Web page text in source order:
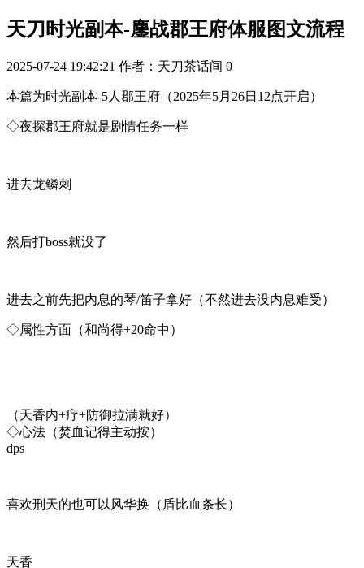
天刀时光副本-鏖战郡王府体服图文流程
2025-07-24 19:42:21 作者：天刀茶话间 0
本篇为时光副本-5人郡王府（2025年5月26日12点开启）
◇夜探郡王府就是剧情任务一样
进去龙鳞刺
然后打boss就没了
进去之前先把内息的琴/笛子拿好 （不然进去没内息难受）
◇属性方面 （和尚得+20命中）
（天香内+疗+防御拉满就好）
◇心法（焚血记得主动按）
dps
喜欢刑天的也可以风华换（盾比血条长）
天香